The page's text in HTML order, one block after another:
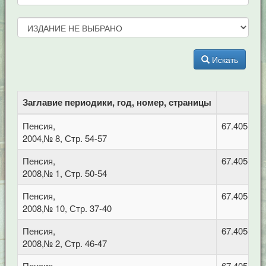
Искать
Заглавие периодики, год, номер, страницы
Пенсия,
2004,№ 8, Стр. 54-57
67.405
Пенсия,
2008,№ 1, Стр. 50-54
67.405
Пенсия,
2008,№ 10, Стр. 37-40
67.405
Пенсия,
2008,№ 2, Стр. 46-47
67.405